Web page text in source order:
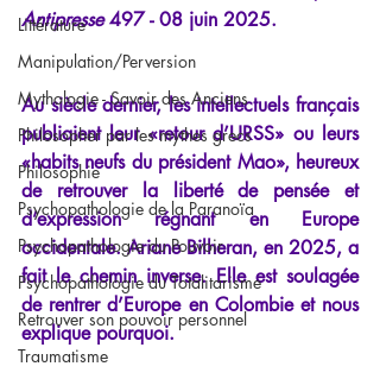
Littérature
Manipulation/Perversion
Mythologie - Savoir des Anciens
Philosopher par les mythes grecs
Philosophie
Psychopathologie de la Paranoïa
Psychopathologie du Pouvoir
Psychopathologie du Totalitarisme
Retrouver son pouvoir personnel
Traumatisme
Antipresse 497 - 08 juin 2025.
Au siècle dernier, les intellectuels français
publiaient leur «retour d’URSS» ou leurs
«habits neufs du président Mao», heureux
de retrouver la liberté de pensée et
d’expression régnant en Europe
occidentale. Ariane Bilheran, en 2025, a
fait le chemin inverse. Elle est soulagée
de rentrer d’Europe en Colombie et nous
explique pourquoi.